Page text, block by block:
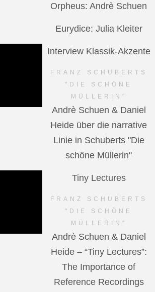
Orpheus: Andrè Schuen
Eurydice: Julia Kleiter
Interview Klassik-Akzente
FRANZ SCHUBERTS
"DIE SCHÖNE
MÜLLERIN"
Andrè Schuen & Daniel
Heide über die narrative
Linie in Schuberts "Die
schöne Müllerin"
Tiny Lectures
FRANZ SCHUBERTS
"DIE SCHÖNE
MÜLLERIN"
Andrè Schuen & Daniel
Heide – “Tiny Lectures”:
The Importance of
Reference Recordings